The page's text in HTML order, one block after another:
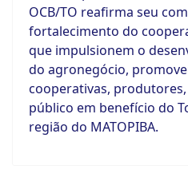
OCB/TO reafirma seu
fortalecimento do
que impulsionem o
do agronegócio,
cooperativas,
público em benefício do
região do MATOPIBA.